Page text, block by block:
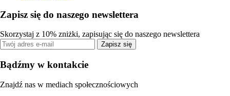
Zapisz się do naszego newslettera
Skorzystaj z 10% zniżki, zapisując się do naszego newslettera
Zapisz się
Bądźmy w kontakcie
Znajdź nas w mediach społecznościowych